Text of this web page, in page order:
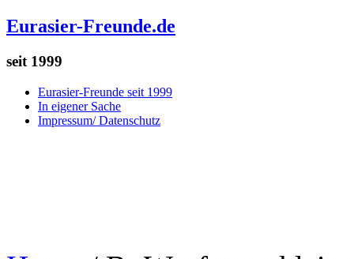
Eurasier-Freunde.de
seit 1999
Eurasier-Freunde seit 1999
In eigener Sache
Impressum/ Datenschutz